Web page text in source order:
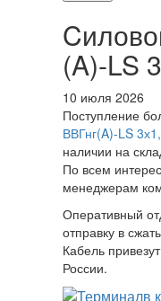
(A)-LS
10 июля 2026
Поступление
ВВГнг(A)-LS
наличии на
По всем
менеджерам
Оперативный
отправку в
Кабель
России.